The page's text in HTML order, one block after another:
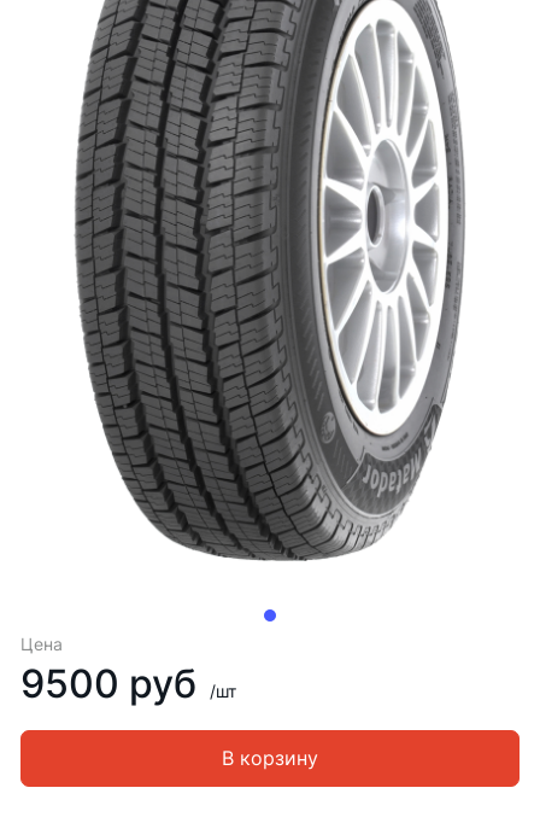
Цена
9500 руб /шт
В корзину